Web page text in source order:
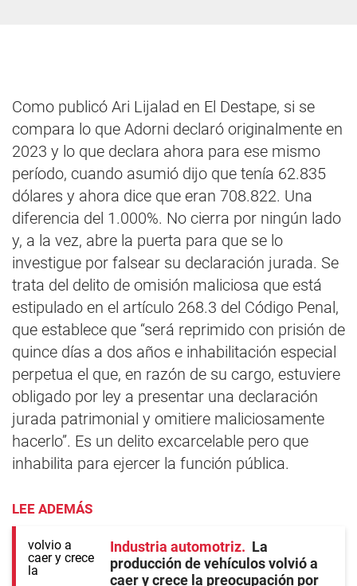
Como publicó Ari Lijalad en El Destape, si se
compara lo que Adorni declaró originalmente en
2023 y lo que declara ahora para ese mismo
período, cuando asumió dijo que tenía 62.835
dólares y ahora dice que eran 708.822. Una
diferencia del 1.000%. No cierra por ningún lado
y, a la vez, abre la puerta para que se lo
investigue por falsear su declaración jurada. Se
trata del delito de omisión maliciosa que está
estipulado en el artículo 268.3 del Código Penal,
que establece que “será reprimido con prisión de
quince días a dos años e inhabilitación especial
perpetua el que, en razón de su cargo, estuviere
obligado por ley a presentar una declaración
jurada patrimonial y omitiere maliciosamente
hacerlo”. Es un delito excarcelable pero que
inhabilita para ejercer la función pública.
LEE ADEMÁS
Industria automotriz
La
producción de vehículos volvió a
caer y crece la preocupación por